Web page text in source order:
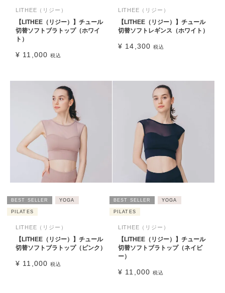
LITHEE（リジー）
【LITHEE（リジー）】チュール
切替ソフトブラトップ（ホワイ
ト）
¥ 11,000 税込
LITHEE（リジー）
【LITHEE（リジー）】チュール
切替ソフトレギンス（ホワイト）
¥ 14,300 税込
BEST SELLER YOGA
PILATES
LITHEE（リジー）
【LITHEE（リジー）】チュール
切替ソフトブラトップ（ピンク）
¥ 11,000 税込
BEST SELLER YOGA
PILATES
LITHEE（リジー）
【LITHEE（リジー）】チュール
切替ソフトブラトップ（ネイビ
ー）
¥ 11,000 税込